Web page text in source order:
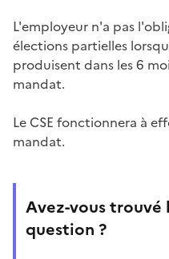
L'employeur n'a pas
élections partielles
produisent dans les 6
mandat.
Le CSE fonctionnera à
mandat.
Avez-vous trouvé
question ?